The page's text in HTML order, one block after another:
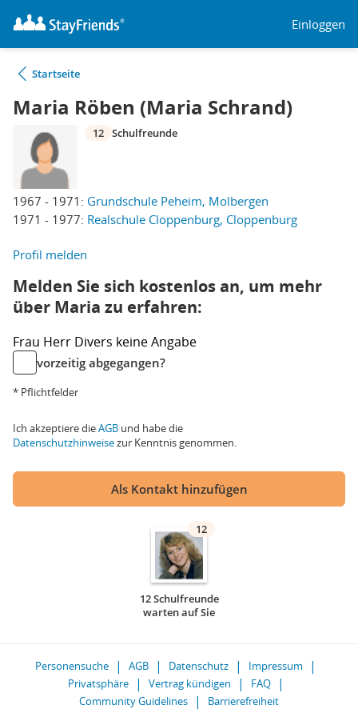
Einloggen
Startseite
Maria Röben (Maria Schrand)
1967 - 1971: Grundschule Peheim, Molbergen
1971 - 1977: Realschule Cloppenburg, Cloppenburg
12 Schulfreunde
Profil melden
Melden Sie sich kostenlos an, um mehr
über Maria zu erfahren:
Frau Herr Divers keine Angabe
vorzeitig abgegangen?
* Pflichtfelder
Ich akzeptiere dieAGB und habe die
Datenschutzhinweisezur Kenntnis genommen.
Als Kontakt hinzufügen
12
12 Schulfreunde
warten auf Sie
Personensuche AGB Datenschutz
Impressum
Privatsphäre
Vertrag kündigen
FAQ
Community Guidelines
Barrierefreiheit